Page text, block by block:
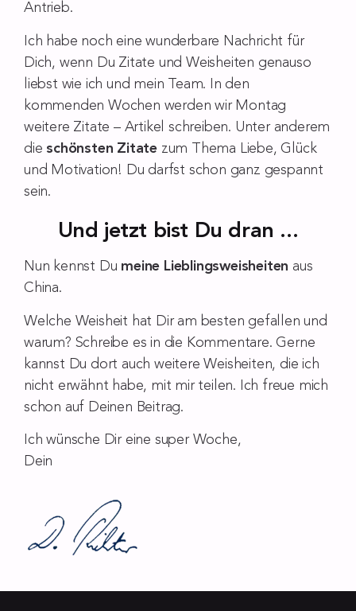
Antrieb.
Ich habe noch eine wunderbare Nachricht für
Dich, wenn Du Zitate und Weisheiten genauso
liebst wie ich und mein Team. In den
kommenden Wochen werden wir Montag
weitere Zitate – Artikel schreiben. Unter anderem
die schönsten Zitate zum Thema Liebe, Glück
und Motivation! Du darfst schon ganz gespannt
sein.
Und jetzt bist Du dran ...
Nun kennst Du meine Lieblingsweisheiten aus
China.
Welche Weisheit hat Dir am besten gefallen und
warum? Schreibe es in die Kommentare. Gerne
kannst Du dort auch weitere Weisheiten, die ich
nicht erwähnt habe, mit mir teilen. Ich freue mich
schon auf Deinen Beitrag.
Ich wünsche Dir eine super Woche,
Dein